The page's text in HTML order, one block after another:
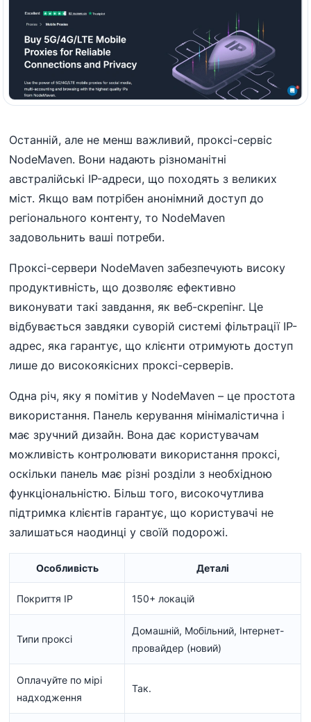
Останній, але не менш важливий, проксі-сервіс
NodeMaven. Вони надають різноманітні
австралійські IP-адреси, що походять з великих
міст. Якщо вам потрібен анонімний доступ до
регіонального контенту, то NodeMaven
задовольнить ваші потреби.
Проксі-сервери NodeMaven забезпечують високу
продуктивність, що дозволяє ефективно
виконувати такі завдання, як веб-скрепінг. Це
відбувається завдяки суворій системі фільтрації IP-
адрес, яка гарантує, що клієнти отримують доступ
лише до високоякісних проксі-серверів.
Одна річ, яку я помітив у NodeMaven – це простота
використання. Панель керування мінімалістична і
має зручний дизайн. Вона дає користувачам
можливість контролювати використання проксі,
оскільки панель має різні розділи з необхідною
функціональністю. Більш того, високочутлива
підтримка клієнтів гарантує, що користувачі не
залишаться наодинці у своїй подорожі.
Особливість Деталі
Покриття IP 150+ локацій
Типи проксі
Домашній, Мобільний, Інтернет-
провайдер (новий)
Оплачуйте по мірі
надходження
Так.